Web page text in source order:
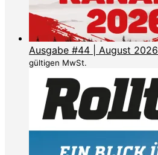
Ausgabe #44 | August 2026
gültigen MwSt.